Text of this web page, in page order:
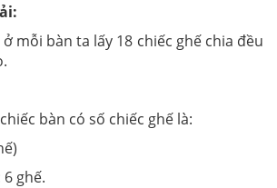
mỗi bàn ta lấy 18 chiếc ghế chia đều
bàn có số chiếc ghế là: